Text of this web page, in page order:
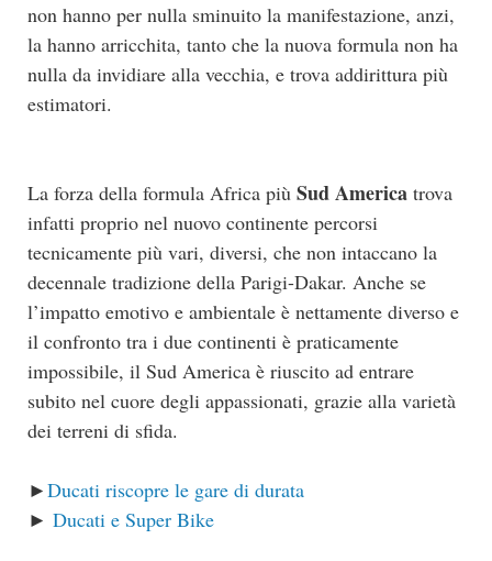
non hanno per nulla sminuito la manifestazione, anzi,
la hanno arricchita, tanto che la nuova formula non ha
nulla da invidiare alla vecchia, e trova addirittura più
estimatori.
La forza della formula Africa più Sud America trova
infatti proprio nel nuovo continente percorsi
tecnicamente più vari, diversi, che non intaccano la
decennale tradizione della Parigi-Dakar. Anche se
l’impatto emotivo e ambientale è nettamente diverso e
il confronto tra i due continenti è praticamente
impossibile, il Sud America è riuscito ad entrare
subito nel cuore degli appassionati, grazie alla varietà
dei terreni di sfida.
►Ducati riscopre le gare di durata
► Ducati e Super Bike